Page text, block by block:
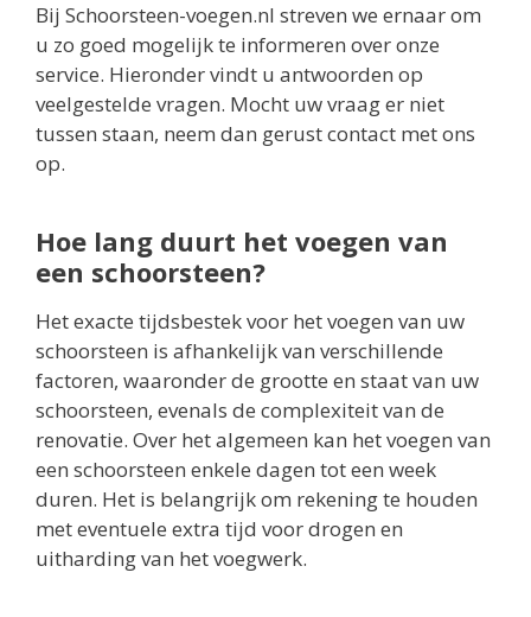
Bij Schoorsteen-voegen.nl streven we ernaar om
u zo goed mogelijk te informeren over onze
service. Hieronder vindt u antwoorden op
veelgestelde vragen. Mocht uw vraag er niet
tussen staan, neem dan gerust contact met ons
op.
Hoe lang duurt het voegen van
een schoorsteen?
Het exacte tijdsbestek voor het voegen van uw
schoorsteen is afhankelijk van verschillende
factoren, waaronder de grootte en staat van uw
schoorsteen, evenals de complexiteit van de
renovatie. Over het algemeen kan het voegen van
een schoorsteen enkele dagen tot een week
duren. Het is belangrijk om rekening te houden
met eventuele extra tijd voor drogen en
uitharding van het voegwerk.